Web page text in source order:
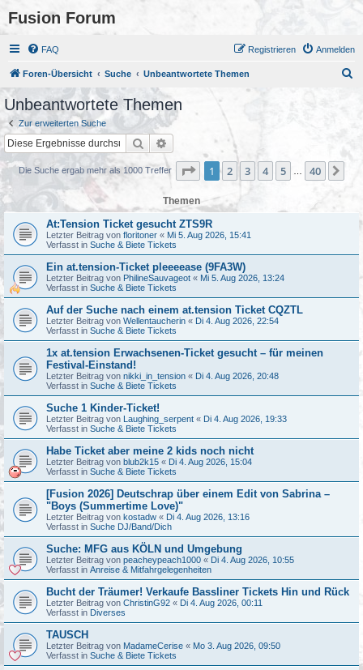
Fusion Forum
FAQ Anmelden
Registrieren
Foren-Übersicht Suche Unbeantwortete Themen
Unbeantwortete Themen
Zur erweiterten Suche
Suche Erweiterte Suche
Die Suche ergab mehr als 1000 Treffer Seite 1von 40
1 2 3 4 5 40
Themen
At:Tension Ticket gesucht ZTS9R
Letzter Beitrag von floritoner « Mi 5. Aug 2026, 15:41
Verfasst in Suche & Biete Tickets
Ein at.tension-Ticket pleeeease (9FA3W)
Letzter Beitrag von PhilineSauvageot « Mi 5. Aug 2026, 13:24
Verfasst in Suche & Biete Tickets
Auf der Suche nach einem at.tension Ticket CQZTL
Letzter Beitrag von Wellentaucherin « Di 4. Aug 2026, 22:54
Verfasst in Suche & Biete Tickets
1x at.tension Erwachsenen-Ticket gesucht – für meinen
Festival-Einstand!
Letzter Beitrag von nikki_in_tension « Di 4. Aug 2026, 20:48
Verfasst in Suche & Biete Tickets
Suche 1 Kinder-Ticket!
Letzter Beitrag von Laughing_serpent « Di 4. Aug 2026, 19:33
Verfasst in Suche & Biete Tickets
Habe Ticket aber meine 2 kids noch nicht
Letzter Beitrag von blub2k15 « Di 4. Aug 2026, 15:04
Verfasst in Suche & Biete Tickets
[Fusion 2026] Deutschrap über einem Edit von Sabrina –
"Boys (Summertime Love)"
Letzter Beitrag von kostadw « Di 4. Aug 2026, 13:16
Verfasst in Suche DJ/Band/Dich
Suche: MFG aus KÖLN und Umgebung
Letzter Beitrag von peacheypeach1000 « Di 4. Aug 2026, 10:55
Verfasst in Anreise & Mitfahrgelegenheiten
Bucht der Träumer! Verkaufe Bassliner Tickets Hin und Rück
Letzter Beitrag von ChristinG92 « Di 4. Aug 2026, 00:11
Verfasst in Diverses
TAUSCH
Letzter Beitrag von MadameCerise « Mo 3. Aug 2026, 09:50
Verfasst in Suche & Biete Tickets